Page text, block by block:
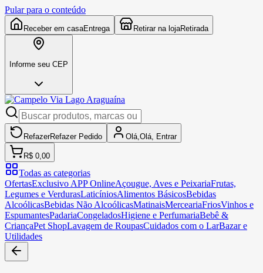
Pular para o conteúdo
Receber em casaEntrega Retirar na lojaRetirada
Informe seu CEP
RefazerRefazer Pedido Olá, Olá, Entrar
R$ 0,00
Todas as categorias
OfertasExclusivo APP OnlineAçougue, Aves e PeixariaFrutas,
Legumes e VerdurasLaticíniosAlimentos BásicosBebidas
AlcoólicasBebidas Não AlcoólicasMatinaisMerceariaFriosVinhos e
EspumantesPadariaCongeladosHigiene e PerfumariaBebê &
CriançaPet ShopLavagem de RoupasCuidados com o LarBazar e
Utilidades